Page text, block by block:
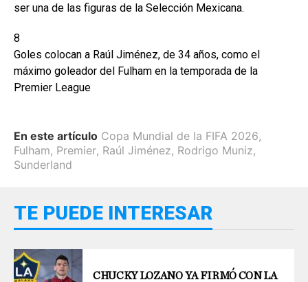
ser una de las figuras de la Selección Mexicana.
8
Goles colocan a Raúl Jiménez, de 34 años, como el
máximo goleador del Fulham en la temporada de la
Premier League
En este artículo Copa Mundial de la FIFA 2026,
Fulham, Premier, Raúl Jiménez, Rodrigo Muniz,
Sunderland
TE PUEDE INTERESAR
CHUCKY LOZANO YA FIRMÓ CON LA